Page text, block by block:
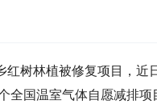
红树林植被修复项目，
全国温室气体自愿减排